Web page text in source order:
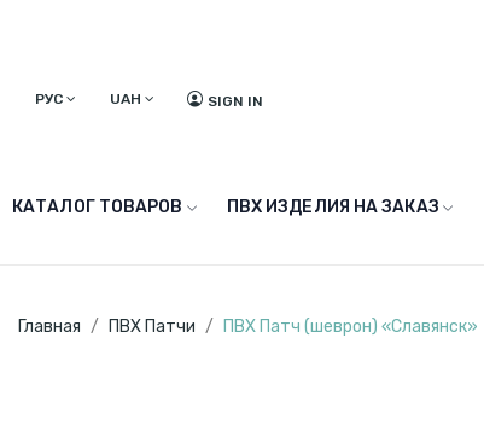
РУС UAH SIGN IN
КАТАЛОГ ТОВАРОВ ПВХ ИЗДЕЛИЯ НА ЗАКАЗ
Главная ПВХ Патчи ПВХ Патч (шеврон) «Славянск»